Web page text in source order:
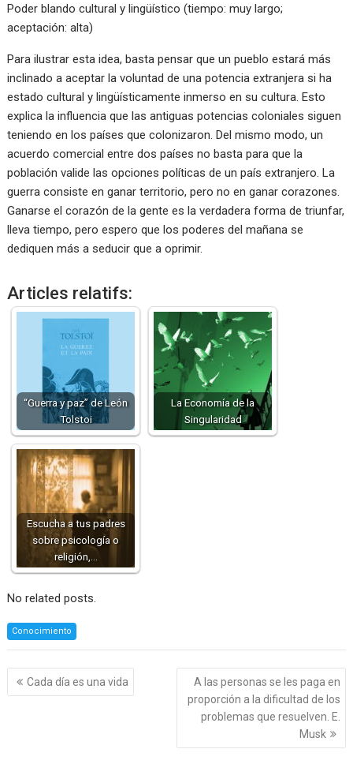
Poder blando cultural y lingüístico (tiempo: muy largo;
aceptación: alta)
Para ilustrar esta idea, basta pensar que un pueblo estará más
inclinado a aceptar la voluntad de una potencia extranjera si ha
estado cultural y lingüísticamente inmerso en su cultura. Esto
explica la influencia que las antiguas potencias coloniales siguen
teniendo en los países que colonizaron. Del mismo modo, un
acuerdo comercial entre dos países no basta para que la
población valide las opciones políticas de un país extranjero. La
guerra consiste en ganar territorio, pero no en ganar corazones.
Ganarse el corazón de la gente es la verdadera forma de triunfar,
lleva tiempo, pero espero que los poderes del mañana se
dediquen más a seducir que a oprimir.
Articles relatifs:
“Guerra y paz” de León
Tolstoi
La Economía de la
Singularidad
Escucha a tus padres
sobre psicología o
religión,…
No related posts.
Conocimiento
Navegación
de
Cada día es una vida
A las personas se les paga en
proporción a la dificultad de los
problemas que resuelven. E.
Musk